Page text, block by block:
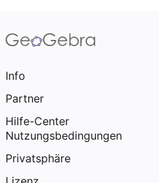
Info
Partner
Hilfe-Center
Nutzungsbedingungen
Privatsphäre